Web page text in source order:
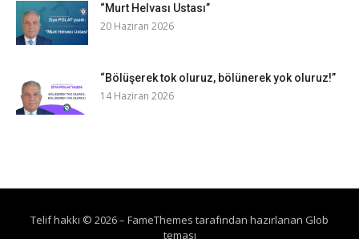
“Murt Helvası Ustası”
20 Haziran 2026
“Bölüşerek tok oluruz, bölünerek yok oluruz!”
14 Haziran 2026
Telif hakkı © 2026– FameThemes tarafından hazırlanan Glob
teması